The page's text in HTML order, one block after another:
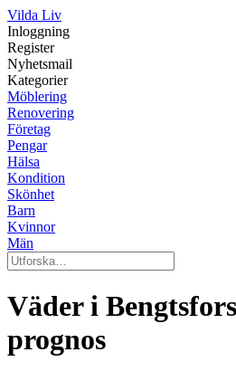
Vilda Liv
Inloggning
Register
Nyhetsmail
Kategorier
Möblering
Renovering
Företag
Pengar
Hälsa
Kondition
Skönhet
Barn
Kvinnor
Män
Väder i
prognos